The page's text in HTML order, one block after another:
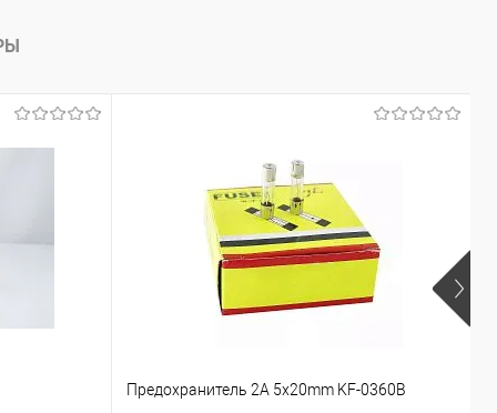
Предохранитель 2A 5x20mm KF-0360B